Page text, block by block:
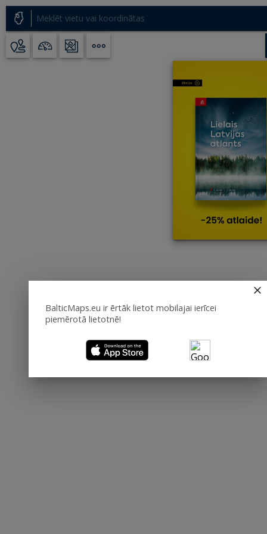
BalticMaps.eu ir ērtāk lietot mobilajai ierīcei
piemērotā lietotnē!